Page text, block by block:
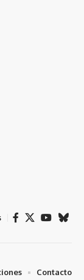
Contacto